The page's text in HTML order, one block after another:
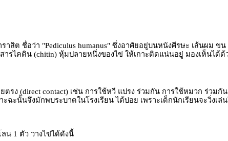
ราสิต ชื่อว่า "Pediculus humanus" ซึ่งอาศัยอยู่บนหนังศีรษะ เส้นผม
ารไคติน (chitin) หุ้มปลายหนึ่งของไข่ ให้เกาะติดแน่นอยู่ มองเห็นได้ด้
(direct contact) เช่น การใช้หวี แปรง ร่วมกัน การใช้หมวก ร่วมกั
ฉะนั้นจึงมักพบระบาดในโรงเรียน ได้บ่อย เพราะเด็กนักเรียนจะวิ่งเล่
น 1 ตัว วางไข่ได้ดังนี้